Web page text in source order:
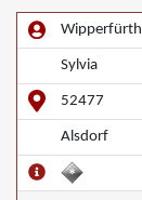
Wipperfürth
Sylvia
52477
Alsdorf